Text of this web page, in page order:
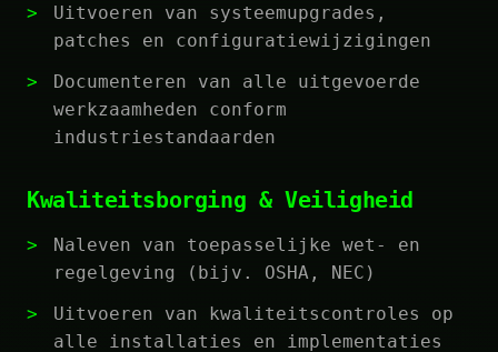
Uitvoeren van systeemupgrades,
patches en configuratiewijzigingen
Documenteren van alle uitgevoerde
werkzaamheden conform
industriestandaarden
Kwaliteitsborging & Veiligheid
Naleven van toepasselijke wet- en
regelgeving (bijv. OSHA, NEC)
Uitvoeren van kwaliteitscontroles op
alle installaties en implementaties